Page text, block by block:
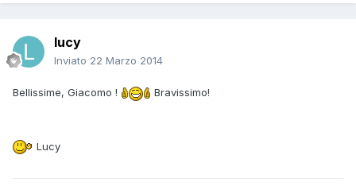
lucy
Inviato 22 Marzo 2014
Bellissime, Giacomo ! Bravissimo!
Lucy